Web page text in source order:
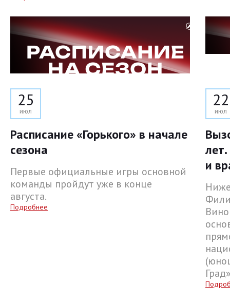
25
июл
Расписание «Горького» в начале
сезона
Первые официальные игры основной
команды пройдут уже в конце
августа.
Подробнее
22
июл
и